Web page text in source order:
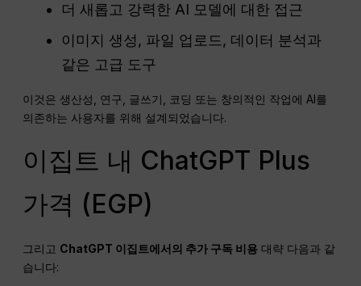
더 새롭고 강력한 AI 모델에 대한 접근
이미지 생성, 파일 업로드, 데이터 분석과
같은 고급 도구
이것은 생산성, 연구, 글쓰기, 코딩 또는 창의적인 작업에 AI를
의존하는 사용자를 위해 설계되었습니다.
이집트 내 ChatGPT Plus
가격 (EGP)
그리고 ChatGPT 이집트에서의 추가 구독 비용 대략 다음과 같
습니다: